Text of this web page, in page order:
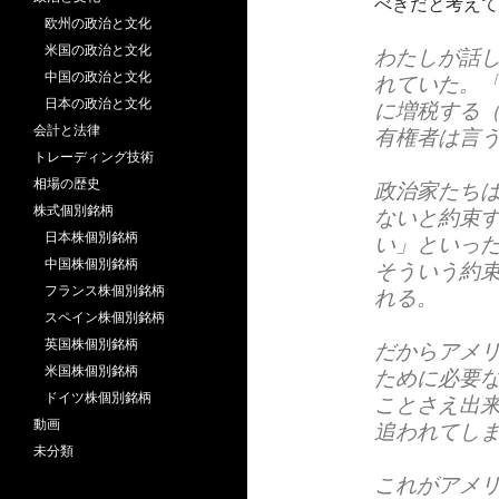
わたしが話
れていた。
に増税する
有権者は言
政治家たち
ないと約束
い」といっ
そういう約
れる。
だからアメ
ために必要
ことさえ出
追われてし
これがアメ
欧州の政治と文化
米国の政治と文化
中国の政治と文化
日本の政治と文化
会計と法律
トレーディング技術
相場の歴史
株式個別銘柄
日本株個別銘柄
中国株個別銘柄
フランス株個別銘柄
スペイン株個別銘柄
英国株個別銘柄
米国株個別銘柄
ドイツ株個別銘柄
動画
未分類